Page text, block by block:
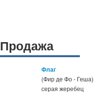
Продажа
Флаг
(Фир де Фо - Геша)
серая жеребец